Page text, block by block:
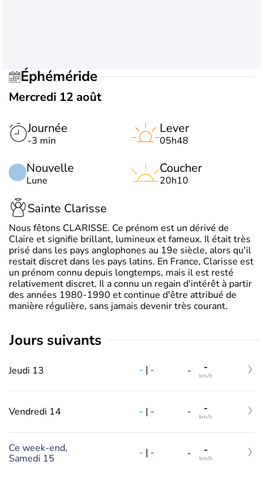
Éphéméride
Mercredi 12 août
Journée
-3 min
Nouvelle
Lune
Lever
05h48
Coucher
20h10
Sainte Clarisse
Nous fêtons CLARISSE. Ce prénom est un dérivé de
Claire et signifie brillant, lumineux et fameux. Il était très
prisé dans les pays anglophones au 19e siècle, alors qu'il
restait discret dans les pays latins. En France, Clarisse est
un prénom connu depuis longtemps, mais il est resté
relativement discret. Il a connu un regain d'intérêt à partir
des années 1980-1990 et continue d'être attribué de
manière régulière, sans jamais devenir très courant.
jours suivants
Jeudi 13 - | - - -
km/h
Vendredi 14 - | - - -
km/h
Ce week-end,
Samedi 15
- | - - -
km/h